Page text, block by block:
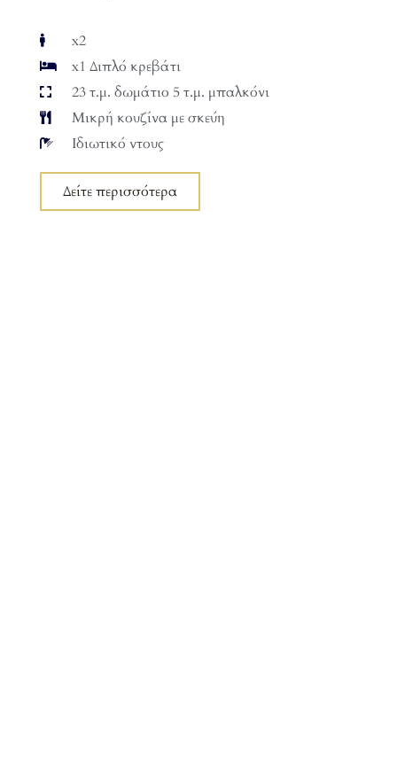
x2
x1 Διπλό κρεβάτι
23 τ.μ. δωμάτιο 5 τ.μ. μπαλκόνι
Μικρή κουζίνα με σκεύη
Ιδιωτικό ντους
Δείτε περισσότερα